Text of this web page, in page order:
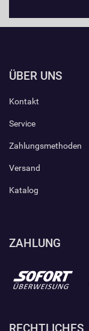
ÜBER UNS
Kontakt
Service
Zahlungsmethoden
Versand
Katalog
ZAHLUNG